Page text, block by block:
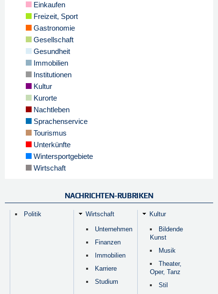
Einkaufen
Freizeit, Sport
Gastronomie
Gesellschaft
Gesundheit
Immobilien
Institutionen
Kultur
Kurorte
Nachtleben
Sprachenservice
Tourismus
Unterkünfte
Wintersportgebiete
Wirtschaft
NACHRICHTEN-RUBRIKEN
Politik Wirtschaft
Unternehmen
Finanzen
Immobilien
Karriere
Studium
Kultur
Bildende
Kunst
Musik
Theater,
Oper, Tanz
Stil